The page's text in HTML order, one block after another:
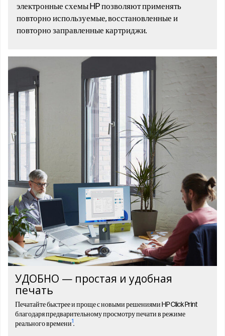
электронные схемы HP позволяют применять
повторно используемые, восстановленные и
повторно заправленные картриджи.
УДОБНО — простая и удобная
печать
Печатайте быстрее и проще с новыми решениями HP Click Print
благодаря предварительному просмотру печати в режиме
реального времени1.